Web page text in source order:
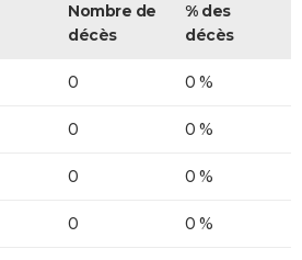
Nombre de
décès
% des
décès
0 0 %
0 0 %
0 0 %
0 0 %